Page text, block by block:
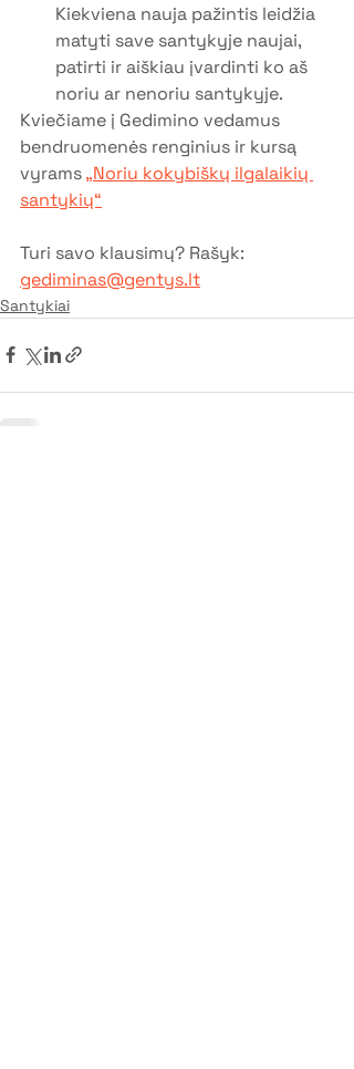
Kiekviena nauja pažintis leidžia
matyti save santykyje naujai,
patirti ir aiškiau įvardinti ko aš
noriu ar nenoriu santykyje.
Kviečiame į Gedimino vedamus
bendruomenės renginius ir kursą
vyrams „Noriu kokybiškų ilgalaikių
santykių“
Turi savo klausimų? Rašyk:
gediminas@gentys.lt
Santykiai